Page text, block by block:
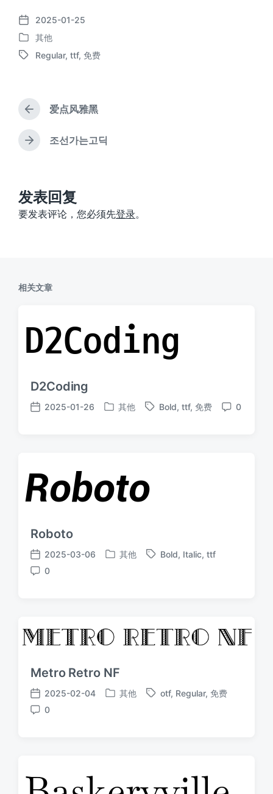
发
布
日
2025-01-25
发
布
其他
标
Regular, ttf, 免费
上
篇
文
章
爱点风雅黑
下
：
조선가는고딕
发表回复
要发表评论，您必须先登录。
相关文章
D2Coding
发
2025-01-26
发
其他
标
Bold, ttf, 免费
评
0
Roboto
发
布
2025-03-06
发
其他
标
Bold, Italic, ttf
评
0
Metro Retro NF
发
布
2025-02-04
发
其他
标
otf, Regular, 免费
评
0